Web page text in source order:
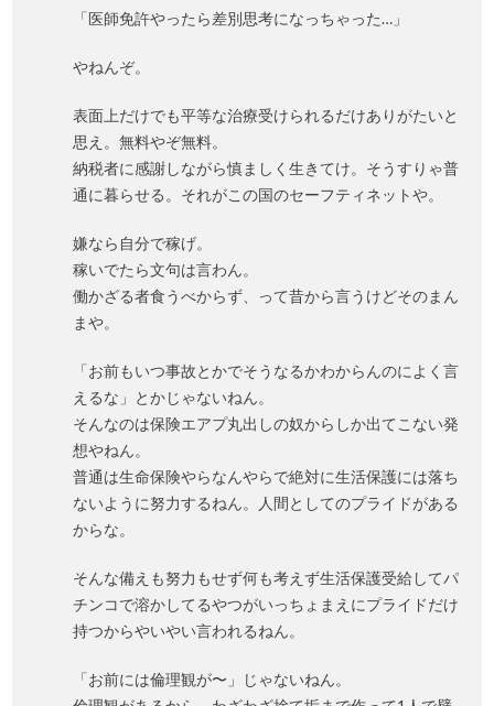
「医師免許やったら差別思考になっちゃった…」
やねんぞ。
表面上だけでも平等な治療受けられるだけありがたいと
思え。無料やぞ無料。
納税者に感謝しながら慎ましく生きてけ。そうすりゃ普
通に暮らせる。それがこの国のセーフティネットや。
嫌なら自分で稼げ。
稼いでたら文句は言わん。
働かざる者食うべからず、って昔から言うけどそのまん
まや。
「お前もいつ事故とかでそうなるかわからんのによく言
えるな」とかじゃないねん。
そんなのは保険エアプ丸出しの奴からしか出てこない発
想やねん。
普通は生命保険やらなんやらで絶対に生活保護には落ち
ないように努力するねん。人間としてのプライドがある
からな。
そんな備えも努力もせず何も考えず生活保護受給してパ
チンコで溶かしてるやつがいっちょまえにプライドだけ
持つからやいやい言われるねん。
「お前には倫理観が〜」じゃないねん。